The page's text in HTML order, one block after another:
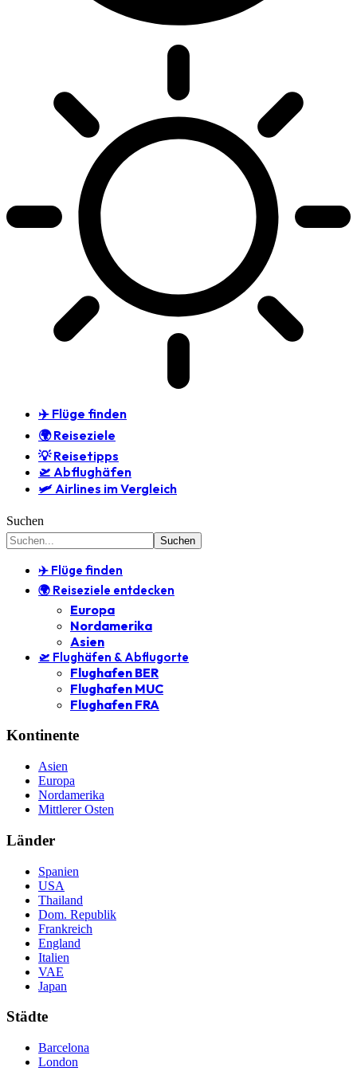
✈️ Flüge finden
🌍 Reiseziele
💡 Reisetipps
🛫 Abflughäfen
🛩️ Airlines im Vergleich
Suchen
✈️ Flüge finden
🌍 Reiseziele entdecken
Europa
Nordamerika
Asien
🛫 Flughäfen & Abflugorte
Flughafen BER
Flughafen MUC
Flughafen FRA
Kontinente
Asien
Europa
Nordamerika
Mittlerer Osten
Länder
Spanien
USA
Thailand
Dom. Republik
Frankreich
England
Italien
VAE
Japan
Städte
Barcelona
London